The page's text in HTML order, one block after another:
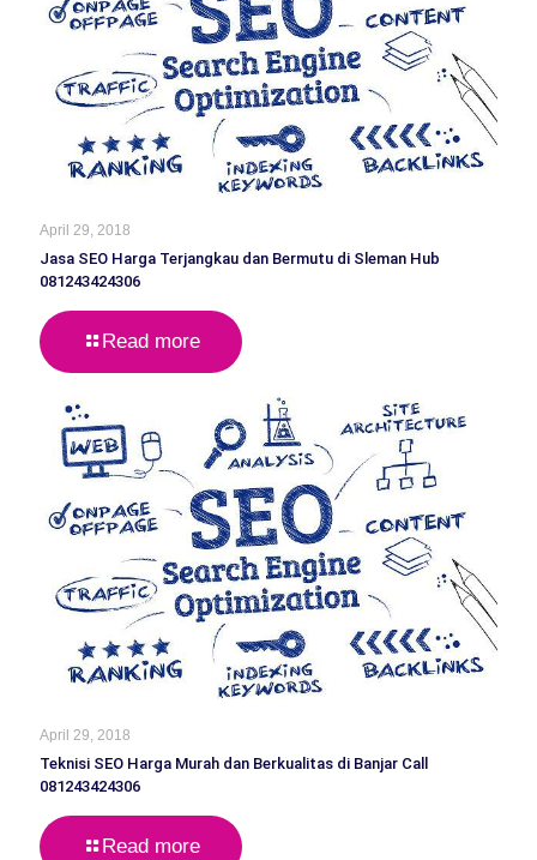
April 29, 2018
Jasa SEO Harga Terjangkau dan Bermutu di Sleman Hub
081243424306
Read more
April 29, 2018
Teknisi SEO Harga Murah dan Berkualitas di Banjar Call
081243424306
Read more